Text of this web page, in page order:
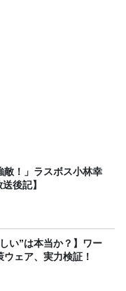
敵！」ラスボス小林幸
後記】
い”は本当か？】ワー
ェア、実力検証！